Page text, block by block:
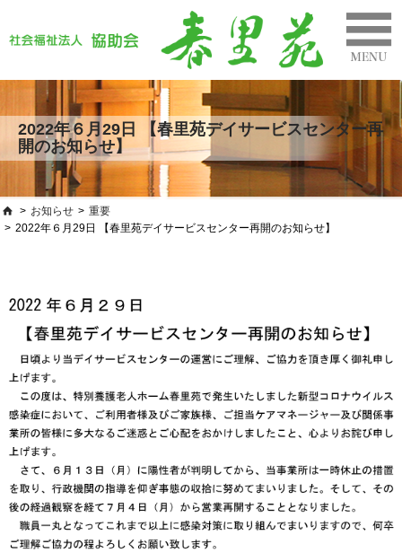
2022年６月29日 【春里苑デイサービスセンター再
開のお知らせ】
> お知らせ > 重要
> 2022年６月29日 【春里苑デイサービスセンター再開のお知らせ】